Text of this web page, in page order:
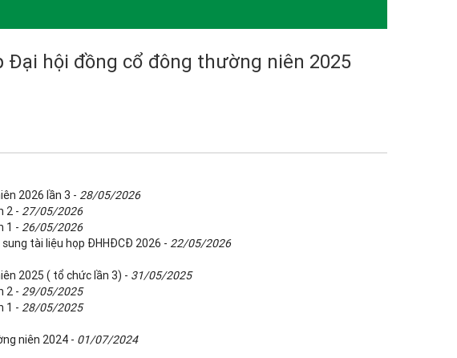
Đại hội đồng cổ đông thường niên 2025
2026 lần 3 - 28/05/2026
2 - 27/05/2026
1 - 26/05/2026
tài liệu họp ĐHHĐCĐ 2026 - 22/05/2026
2025 ( tổ chức lần 3) - 31/05/2025
2 - 29/05/2025
1 - 28/05/2025
niên 2024 - 01/07/2024